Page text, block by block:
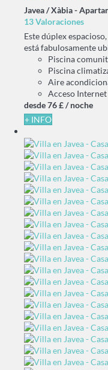
Javea / Xàbia -
13 Valoraciones
Este dúplex
está fabulosamente
Piscina
Piscina
Aire
Acceso Internet
desde76 £/ noche
+ INFO